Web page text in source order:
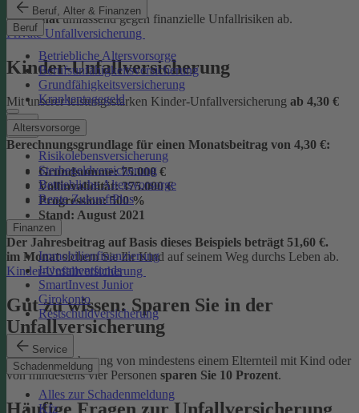
Beruf, Alter & Finanzen
Beruf
Betriebliche Altersvorsorge
Berufsunfähigkeitsversicherung
Grundfähigkeitsversicherung
Krankentagegeld
Altersvorsorge
Risikolebensversicherung
Sterbegeldversicherung
Betriebliche Altersvorsorge
Rente ZukunftPlus
Finanzen
Immobilienfinanzierung
Investmentfonds
SmartInvest Junior
Girokonto
Restschuldversicherung
Service
Schadenmeldung
Alles zur Schadenmeldung
Kfz
im Monatumfassend gegen finanzielle Unfallrisiken ab.
Private Unfallversicherung
Kinder-Unfallversicherung
Mit unserer leistungsstarken Kinder-Unfallversicherung ab 4,30 €
Berechnungsgrundlage für einen Monatsbeitrag von 4,30 €:
Grundsumme:75.000 €
Vollinvalidität:375.000 €
Progression:500 %
Stand: August 2021
Der Jahresbeitrag auf Basis dieses Beispiels beträgt 51,60 €.
im Monatsichern Sie Ihr Kind auf seinem Weg durchs Leben ab.
Kinder-Unfallversicherung
Gut zu wissen: Sparen Sie in der
Unfallversicherung
Bei der Versicherung von mindestens einem Elternteil mit Kind oder
von mindestens vier Personen sparen Sie 10 Prozent.
Häufige Fragen zur Unfallversicherung